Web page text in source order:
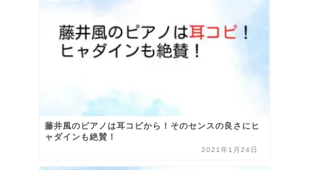
藤井風のピアノは耳コピから！そのセンスの良さにヒ
ャダインも絶賛！
2021年1月24日